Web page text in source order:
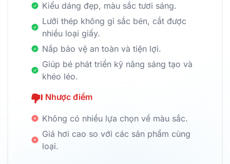
Kiểu dáng đẹp, màu sắc tươi sáng.
Lưỡi thép không gỉ sắc bén, cắt được
nhiều loại giấy.
Nắp bảo vệ an toàn và tiện lợi.
Giúp bé phát triển kỹ năng sáng tạo và
khéo léo.
Nhược điểm
Không có nhiều lựa chọn về màu sắc.
Giá hơi cao so với các sản phẩm cùng
loại.